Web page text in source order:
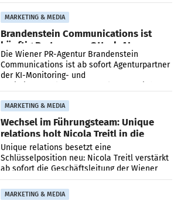
MARKETING & MEDIA
Brandenstein Communications ist
künftig Partner von OtterlyAI
Die Wiener PR-Agentur Brandenstein
Communications ist ab sofort Agenturpartner
der KI-Monitoring- und
MARKETING & MEDIA
Wechsel im Führungsteam: Unique
relations holt Nicola Treitl in die
Geschäftsleitung
Unique relations besetzt eine
Schlüsselposition neu: Nicola Treitl verstärkt
ab sofort die Geschäftsleitung der Wiener
PR-Agentur an der Seite von Josef Kalina und
Anna Kalina-Mahr.
MARKETING & MEDIA